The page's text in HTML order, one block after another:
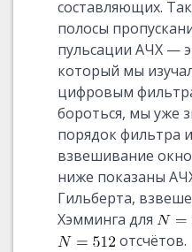
составляющих.
полосы
пульсации АЧХ —
который мы
цифровым
бороться, мы уже
порядок фильтра
взвешивание
ниже показаны
Гильберта,
Хэмминга для
отсчётов.